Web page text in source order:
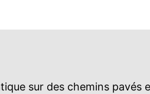
sur des chemins pavés